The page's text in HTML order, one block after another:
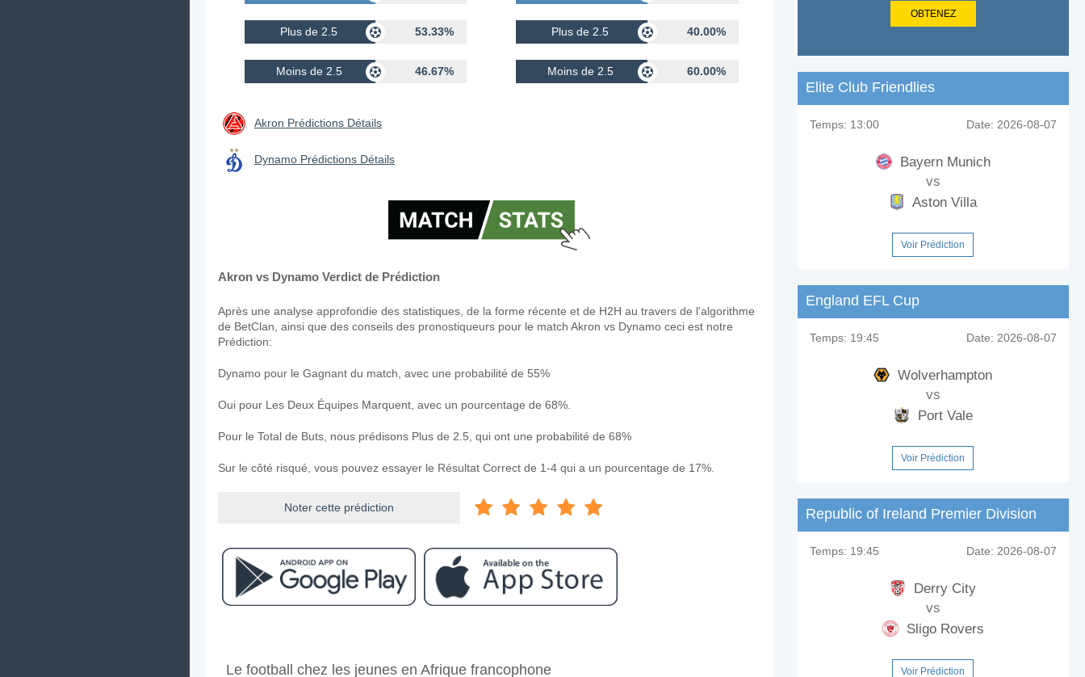
Plus de 2.5 53.33%
Moins de 2.5 46.67%
Plus de 2.5 40.00%
Moins de 2.5 60.00%
Akron Prédictions Détails
Dynamo Prédictions Détails
Akron vs Dynamo Verdict de Prédiction
Après une analyse approfondie des statistiques, de la forme récente et de H2H au travers de l'algorithme
de BetClan, ainsi que des conseils des pronostiqueurs pour le match Akron vs Dynamo ceci est notre
Prédiction:
Dynamo pour le Gagnant du match, avec une probabilité de 55%
Oui pour Les Deux Équipes Marquent, avec un pourcentage de 68%.
Pour le Total de Buts, nous prédisons Plus de 2.5, qui ont une probabilité de 68%
Sur le côté risqué, vous pouvez essayer le Résultat Correct de 1-4 qui a un pourcentage de 17%.
Noter cette prédiction
Le match entre Akron v Dynamo 13 April 2026 15:15.
Le football chez les jeunes en Afrique francophone
OBTENEZ
Elite Club Friendlies
Temps: 13:00 Date: 2026-08-07
Bayern Munich
vs
Aston Villa
Voir Prédiction
England EFL Cup
Temps: 19:45 Date: 2026-08-07
Wolverhampton
vs
Port Vale
Voir Prédiction
Republic of Ireland Premier Division
Temps: 19:45 Date: 2026-08-07
Derry City
vs
Sligo Rovers
Voir Prédiction